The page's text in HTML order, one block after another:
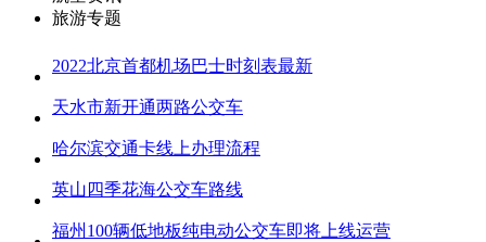
旅游专题
2022北京首都机场巴士时刻表最新
天水市新开通两路公交车
哈尔滨交通卡线上办理流程
英山四季花海公交车路线
福州100辆低地板纯电动公交车即将上线运营